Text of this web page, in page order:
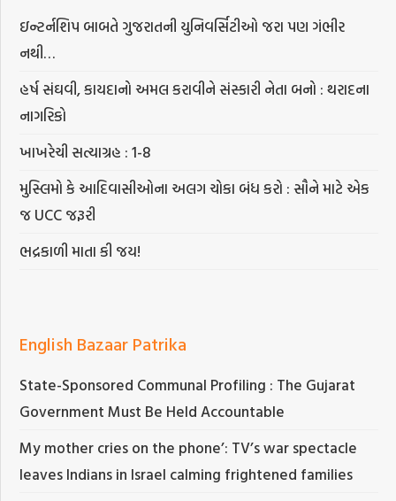
ઇન્ટર્નશિપ બાબતે ગુજરાતની યુનિવર્સિટીઓ જરા પણ ગંભીર
નથી…
હર્ષ સંઘવી, કાયદાનો અમલ કરાવીને સંસ્કારી નેતા બનો : થરાદના
નાગરિકો
ખાખરેચી સત્યાગ્રહ : 1-8
મુસ્લિમો કે આદિવાસીઓના અલગ ચોકા બંધ કરો : સૌને માટે એક
જ UCC જરૂરી
ભદ્રકાળી માતા કી જય!
English Bazaar Patrika
State-Sponsored Communal Profiling : The Gujarat
Government Must Be Held Accountable
My mother cries on the phone’: TV’s war spectacle
leaves Indians in Israel calming frightened families